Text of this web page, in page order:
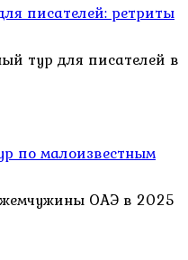
писателей: ретриты
тур для писателей в
по малоизвестным
жемчужины ОАЭ в 2025